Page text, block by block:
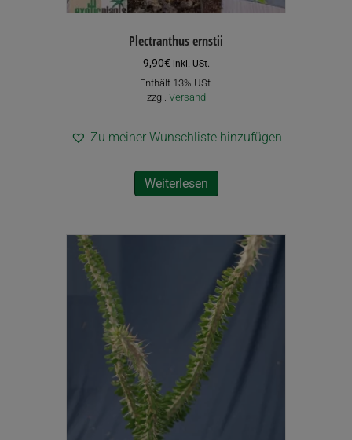
Plectranthus ernstii
9,90€ inkl. USt.
Enthält 13% USt.
zzgl. Versand
Zu meiner Wunschliste hinzufügen
Weiterlesen